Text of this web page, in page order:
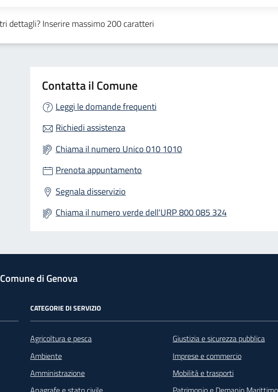
Contatta il Comune
Leggi le domande frequenti
Richiedi assistenza
Chiama il numero Unico 010 1010
Prenota appuntamento
Segnala disservizio
Chiama il numero verde dell'URP 800 085 324
Comune di Genova
CATEGORIE DI SERVIZIO
Agricoltura e pesca
Ambiente
Amministrazione
Giustizia e sicurezza pubblica
Imprese e commercio
Mobilità e trasporti